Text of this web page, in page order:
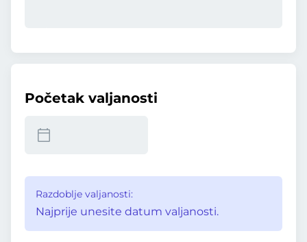
Početak valjanosti
Razdoblje valjanosti:
Najprije unesite datum valjanosti.